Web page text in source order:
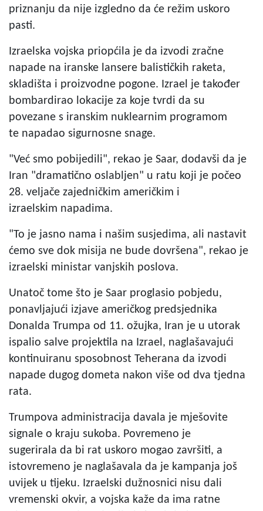
priznanju da nije izgledno da će režim uskoro
pasti.
Izraelska vojska priopćila je da izvodi zračne
napade na iranske lansere balističkih raketa,
skladišta i proizvodne pogone. Izrael je također
bombardirao lokacije za koje tvrdi da su
povezane s iranskim nuklearnim programom
te napadao sigurnosne snage.
"Već smo pobijedili", rekao je Saar, dodavši da je
Iran "dramatično oslabljen" u ratu koji je počeo
28. veljače zajedničkim američkim i
izraelskim napadima.
"To je jasno nama i našim susjedima, ali nastavit
ćemo sve dok misija ne bude dovršena", rekao je
izraelski ministar vanjskih poslova.
Unatoč tome što je Saar proglasio pobjedu,
ponavljajući izjave američkog predsjednika
Donalda Trumpa od 11. ožujka, Iran je u utorak
ispalio salve projektila na Izrael, naglašavajući
kontinuiranu sposobnost Teherana da izvodi
napade dugog dometa nakon više od dva tjedna
rata.
Trumpova administracija davala je mješovite
signale o kraju sukoba. Povremeno je
sugerirala da bi rat uskoro mogao završiti, a
istovremeno je naglašavala da je kampanja još
uvijek u tijeku. Izraelski dužnosnici nisu dali
vremenski okvir, a vojska kaže da ima ratne